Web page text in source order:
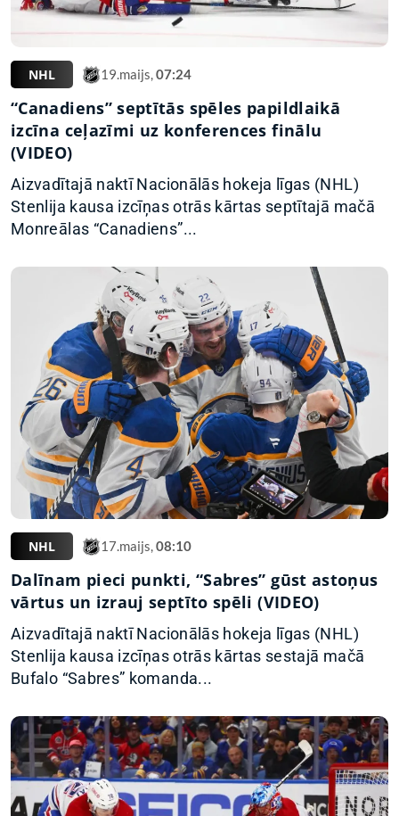
NHL 19.maijs,07:24
“Canadiens” septītās spēles papildlaikā
izcīna ceļazīmi uz konferences finālu
(VIDEO)
Aizvadītajā naktī Nacionālās hokeja līgas (NHL)
Stenlija kausa izcīņas otrās kārtas septītajā mačā
Monreālas “Canadiens”...
NHL 17.maijs,08:10
Dalīnam pieci punkti, “Sabres” gūst astoņus
vārtus un izrauj septīto spēli (VIDEO)
Aizvadītajā naktī Nacionālās hokeja līgas (NHL)
Stenlija kausa izcīņas otrās kārtas sestajā mačā
Bufalo “Sabres” komanda...